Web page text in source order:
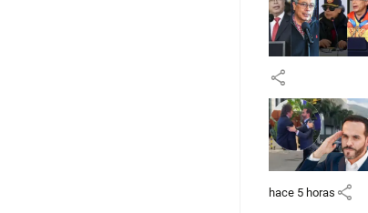
share
hace 5 horas share